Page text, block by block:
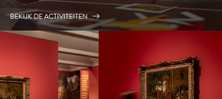
BEKIJK DE ACTIVITEITEN